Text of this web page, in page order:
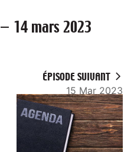
— 14 mars 2023
ÉPISODE SUIVANT
15 Mar 2023